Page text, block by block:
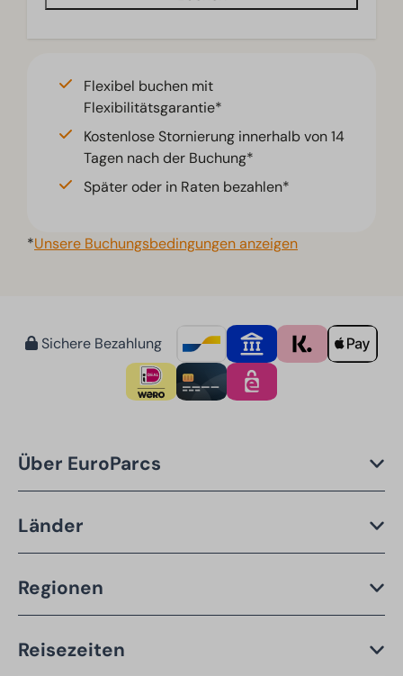
Flexibel buchen mit
Flexibilitätsgarantie*
Kostenlose Stornierung innerhalb von 14
Tagen nach der Buchung*
Später oder in Raten bezahlen*
*Unsere Buchungsbedingungen anzeigen
Sichere Bezahlung
Über EuroParcs
Länder
Regionen
Reisezeiten